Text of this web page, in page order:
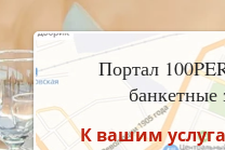
Портал
К вашим